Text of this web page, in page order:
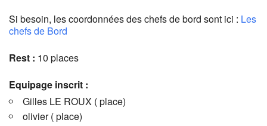
Si besoin, les coordonnées des chefs de bord sont ici : Les
chefs de Bord
Rest : 10 places
Equipage inscrit :
Gilles LE ROUX ( place)
olivier ( place)